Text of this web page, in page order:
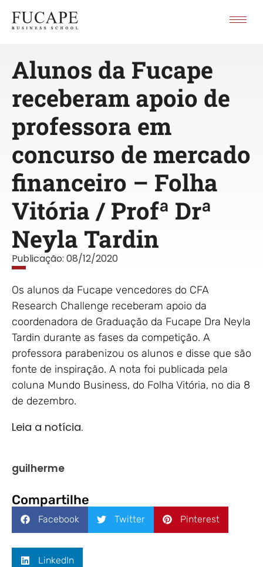
Alunos da Fucape
receberam apoio de
professora em
concurso de mercado
financeiro – Folha
Vitória / Profª Drª
Neyla Tardin
Publicação: 08/12/2020
Os alunos da Fucape vencedores do CFA
Research Challenge receberam apoio da
coordenadora de Graduação da Fucape Dra Neyla
Tardin durante as fases da competição. A
professora parabenizou os alunos e disse que são
fonte de inspiração. A nota foi publicada pela
coluna Mundo Business, do Folha Vitória, no dia 8
de dezembro.
Leia a notícia.
guilherme
Compartilhe
Facebook Twitter Pinterest
LinkedIn